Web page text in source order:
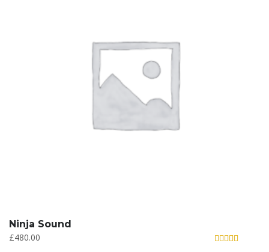
Ninja Sound
£480.00